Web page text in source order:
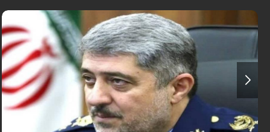
قال قائد القوات الجوية للجيش الايراني العميد الطيار بهمن بهمرد "ان القوات
الجوية للجيش ستبذل الأرواح دفاعًا عن الشعب الإيراني".